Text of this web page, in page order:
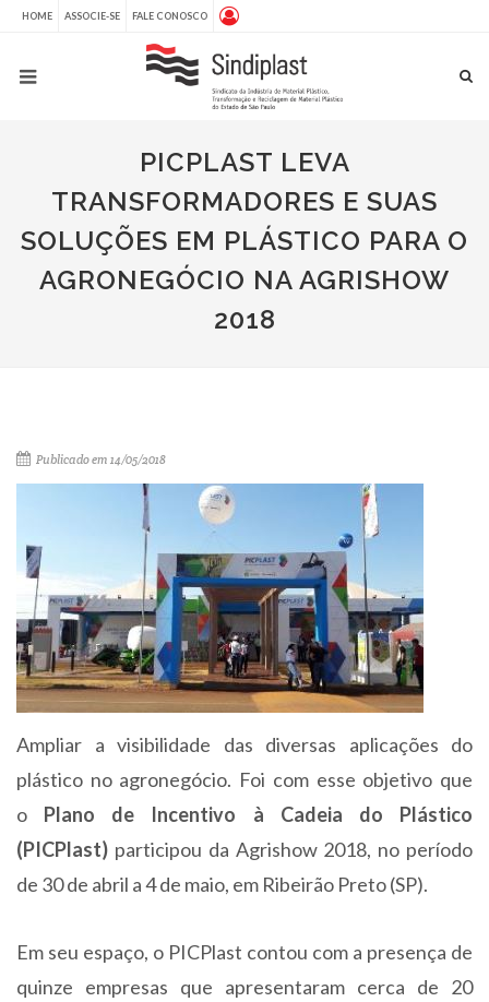
HOME ASSOCIE-SE FALE CONOSCO
PICPLAST LEVA
TRANSFORMADORES E SUAS
SOLUÇÕES EM PLÁSTICO PARA O
AGRONEGÓCIO NA AGRISHOW
2018
Publicado em 14/05/2018
Ampliar a visibilidade das diversas aplicações do
plástico no agronegócio. Foi com esse objetivo que
o Plano de Incentivo à Cadeia do Plástico
(PICPlast) participou da Agrishow 2018, no período
de 30 de abril a 4 de maio, em Ribeirão Preto (SP).
Em seu espaço, o PICPlast contou com a presença de
quinze empresas que apresentaram cerca de 20